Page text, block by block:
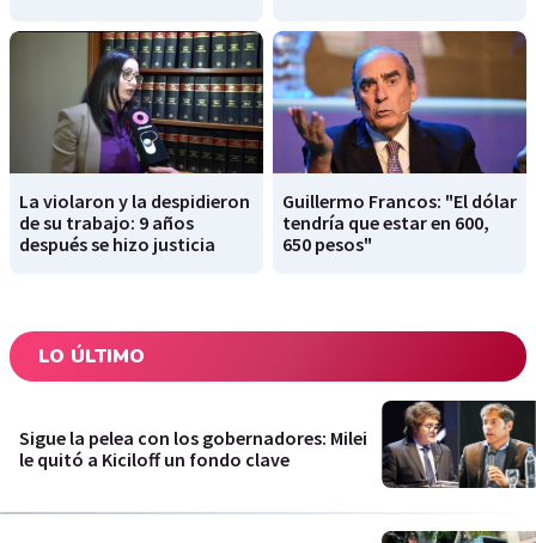
La violaron y la despidieron
de su trabajo: 9 años
después se hizo justicia
Guillermo Francos: "El dólar
tendría que estar en 600,
650 pesos"
LO ÚLTIMO
Sigue la pelea con los gobernadores: Milei
le quitó a Kiciloff un fondo clave